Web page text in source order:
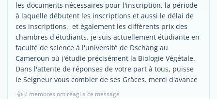
les documents nécessaires pour l'inscription, la période
à laquelle débutent les inscriptions et aussi le délai de
ces inscriptions, et également les différents prix des
chambres d'étudiants. je suis actuellement étudiante en
faculté de science à l'université de Dschang au
Cameroun où j'étudie précisément la Biologie Végétale.
Dans l'attente de réponses de votre part à tous, puisse
le Seigneur vous combler de ses Grâces. merci d'avance
👍2 membres ont réagi à ce message